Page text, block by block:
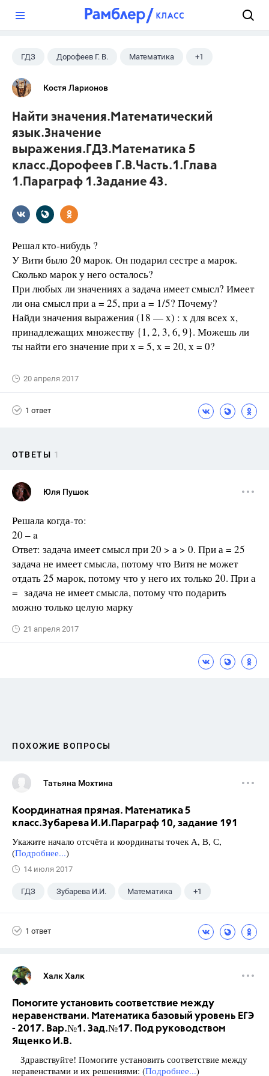
ГДЗ Дорофеев Г. В. Математика +1
5 класс
Костя Ларионов
Найти значения.Математический
язык.Значение
выражения.ГДЗ.Математика 5
класс.Дорофеев Г.В.Часть.1.Глава
1.Параграф 1.Задание 43.
Решал кто-нибудь ?
У Вити было 20 марок. Он подарил сестре а марок.
Сколько марок у него осталось?
При любых ли значениях а задача имеет смысл? Имеет
ли она смысл при a = 25, при а = 1/5? Почему?
Найди значения выражения (18 — x) : x для всех х,
принадлежащих множеству {1, 2, 3, 6, 9}. Можешь ли
ты найти его значение при х = 5, x = 20, х = 0?
20 апреля 2017
1 ответ
ОТВЕТЫ 1
Юля Пушок
Решала когда-то:
20 – a
Ответ: задача имеет смысл при 20 > а > 0. При а = 25
задача не имеет смысла, потому что Витя не может
отдать 25 марок, потому что у него их только 20. При а
= задача не имеет смысла, потому что подарить
можно только целую марку
21 апреля 2017
ПОХОЖИЕ ВОПРОСЫ
Татьяна Мохтина
Координатная прямая. Математика 5
класс.Зубарева И.И.Параграф 10, задание 191
Укажите начало отсчёта и координаты точек А, В, С,
(Подробнее...)
14 июля 2017
ГДЗ Зубарева И.И. Математика +1
1 ответ
Халк Халк
Помогите установить соответствие между
неравенствами. Математика базовый уровень ЕГЭ
- 2017. Вар.№1. Зад.№17. Под руководством
Ященко И.В.
Здравствуйте! Помогите установить соответствие между
неравенствами и их решениями: (Подробнее...)